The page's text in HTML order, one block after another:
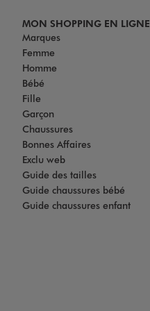
MON SHOPPING EN LIGNE
Marques
Femme
Homme
Bébé
Fille
Garçon
Chaussures
Bonnes Affaires
Exclu web
Guide des tailles
Guide chaussures bébé
Guide chaussures enfant